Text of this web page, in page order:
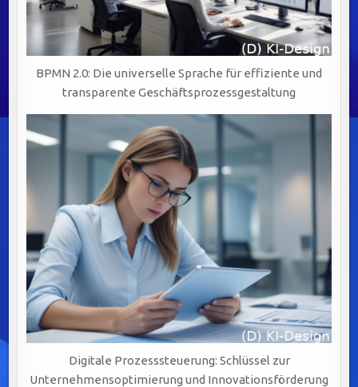
BPMN 2.0: Die universelle Sprache für effiziente und
transparente Geschäftsprozessgestaltung
Digitale Prozesssteuerung: Schlüssel zur
Unternehmensoptimierung und Innovationsförderung